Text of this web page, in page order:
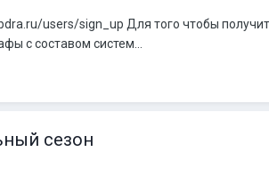
users/sign_up Для того чтобы
с составом систем...
сезон